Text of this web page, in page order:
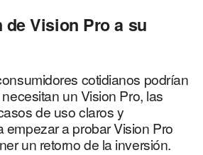
Vision Pro a su
cotidianos podrían
un Vision Pro, las
de uso claros y
empezar a probar Vision Pro
un retorno de la inversión.